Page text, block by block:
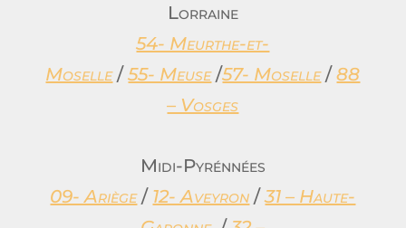
Lorraine
54- Meurthe-et-
Moselle / 55- Meuse /57- Moselle / 88
– Vosges
Midi-Pyrénnées
09- Ariège / 12- Aveyron / 31 – Haute-